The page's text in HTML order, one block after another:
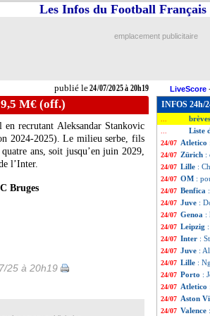
publié le24/07/2025 à 20h19
Les Infos du Football
emplacement publicitaire
LiveScore
M€ (off.)
recrutant Aleksandar Stankovic
2024-2025). Le milieu serbe, fils
ans, soit jusqu’en juin 2029,
l’Inter.
Bruges
25 à 20h19
INFOS 24h/
Liste
24/07 Atletico
24/07 Zürich :
24/07 Lille :
24/07 OM :
24/07 Benfica
24/07 Juve :
24/07 Genoa :
24/07 Leipzig
24/07 Inter :
24/07 Juve :
24/07 Lille :
24/07 Porto :
24/07 Atletico
24/07 Aston
24/07 Valence